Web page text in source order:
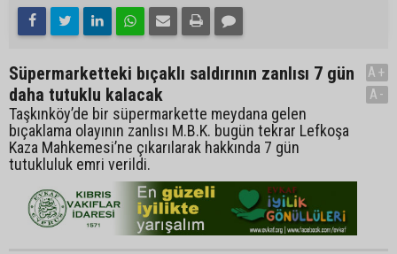
Süpermarketteki bıçaklı saldırının zanlısı 7 gün
daha tutuklu kalacak
Taşkınköy’de bir süpermarkette meydana gelen
bıçaklama olayının zanlısı M.B.K. bugün tekrar Lefkoşa
Kaza Mahkemesi’ne çıkarılarak hakkında 7 gün
tutukluluk emri verildi.
A+
A-